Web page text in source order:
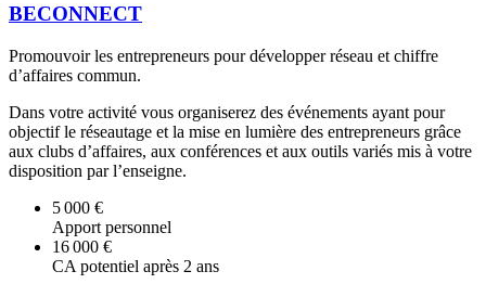
BECONNECT
Promouvoir les entrepreneurs pour développer réseau et chiffre
d’affaires commun.
Dans votre activité vous organiserez des événements ayant pour
objectif le réseautage et la mise en lumière des entrepreneurs grâce
aux clubs d’affaires, aux conférences et aux outils variés mis à votre
disposition par l’enseigne.
5 000 €
Apport personnel
16 000 €
CA potentiel après 2 ans